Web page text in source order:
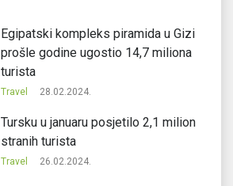
Egipatski kompleks piramida u Gizi
prošle godine ugostio 14,7 miliona
turista
Travel 28.02.2024.
Tursku u januaru posjetilo 2,1 milion
stranih turista
Travel 26.02.2024.